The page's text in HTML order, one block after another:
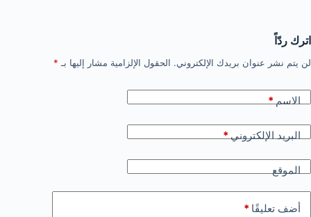
اترك ردّاً
لن يتم نشر عنوان بريدك الإلكتروني. الحقول الإلزامية مشار إليها بـ *
الاسم *
البريد الإلكتروني *
الموقع
أضف تعليقًا *